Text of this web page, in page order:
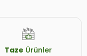
Taze Ürünler